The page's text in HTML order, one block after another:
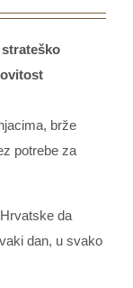
strateško
brže
potrebe za
da
dan, u svako